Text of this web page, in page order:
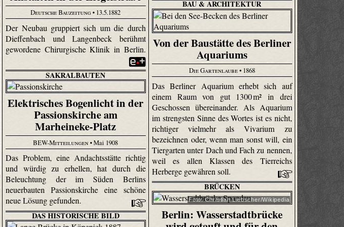
Deutsche Bauzeitung• 13.5.1882
Der Neubau gruppiert sich um die durch
Dieffenbach und Langenbeck berühmt
gewordene Chirurgische Klinik in Berlin.
BAU & ARCHITEKTUR
Von der Baustätte des Berliner
Aquariums
Die Gartenlaube• 1868
Das Berliner Aquarium erhebt sich auf
einem Raum von gut 1300 m² in drei
Geschossen übereinander. Als Aquarium
im strengsten Sinne des Wortes ist es nicht,
richtiger vielmehr als Vivarium zu
bezeichnen oder, wenn man sonst will, ein
Tiergarten unter Dach und Fach zu nennen,
weil es allen Klassen des Tierreichs
Herberge gewähren soll.
SAKRALBAUTEN
Elektrisches Bogenlicht in der
Passionskirche am
Marheineke-Platz
BEW-Mitteilungen• Mai 1908
Das Problem, eine Andachtsstätte richtig
und würdig zu erhellen, hat durch die
Beleuchtung der im Süden Berlins
neuerbauten Passionskirche eine schöne
neue Lösung gefunden.
BRÜCKEN
Foto: Christian Liebscher/Wikipedia
Berlin: Wasserstadtbrücke
DAS HISTORISCHE BILD